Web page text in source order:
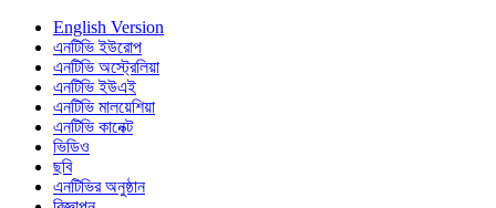
English Version
এনটিভি ইউরোপ
এনটিভি অস্ট্রেলিয়া
এনটিভি ইউএই
এনটিভি মালয়েশিয়া
এনটিভি কানেক্ট
ভিডিও
ছবি
এনটিভির অনুষ্ঠান